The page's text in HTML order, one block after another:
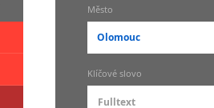
Město
Olomouc
-- vyberte město --
Klíčové slovo